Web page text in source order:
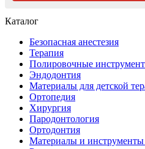
Каталог
Безопасная анестезия
Терапия
Полировочные
Эндодонтия
Материалы для детской
Ортопедия
Хирургия
Пародонтология
Ортодонтия
Материалы и инструменты